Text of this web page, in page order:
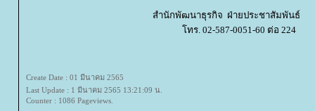
สำนักพัฒนาธุรกิจ ฝ่ายประชาสัมพั
ทร. 02-587-0051-60 ต่อ 224
Create Date : 01 มีนาคม 2565
Last Update : 1 มีนาคม 2565 13:21:09 น.
Counter : 1086 Pageviews.